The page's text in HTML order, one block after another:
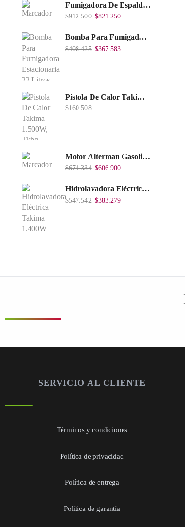
Fumigadora De Espalda Alterman Gasolina 2T, 26 Cc, Bomba Nylon Libre Mantenimiento, Tf900-A.
$912.500 $821.250
Bomba Para Fumigadora Estacionaria 22 Litros, Xp22-I.
$408.425 $367.583
Pistola De Calor Takima 1.500W, Tkhg-1500.
$160.508
Motor Alterman Gasolina 4T, 6.5Hp Eje Cuña/Rosca 3/4", Xge65K.
$674.334 $606.900
Hidrolavadora Eléctrica Takima 1.400W 1.600Psi, Tkepw-1600-A.
$547.542 $383.279
SERVICIO AL CLIENTE
Términos y condiciones
Política de privacidad
Política de entrega
Política de garantía